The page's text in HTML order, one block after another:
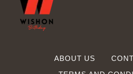
ABOUT US